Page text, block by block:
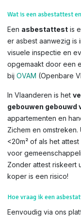
Wat is een asbestattest
Een asbestattest is
er asbest aanwezig is
visuele inspectie en
opgemaakt door een
bij OVAM (Openbare
In Vlaanderen is het
gebouwen gebouwd
appartementen en
Zichem en
<20m² of als het
voor
Zonder attest riskeert
koper is een risico!​
Hoe vraag ik een
Eenvoudig via ons